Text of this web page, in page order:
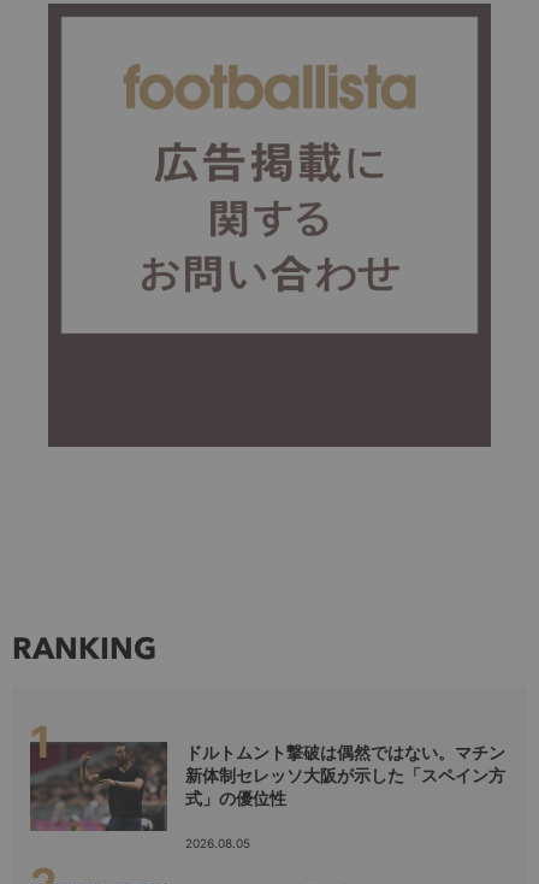
RANKING
ドルトムント撃破は偶然ではない。マチン
新体制セレッソ大阪が示した「スペイン方
式」の優位性
2026.08.05